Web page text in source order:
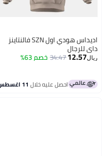
اديداس هودي اول SZN فالنتاينز
للرجال
12.57
34.47خصم 63%
احصل عليه خلال11 اغسطس